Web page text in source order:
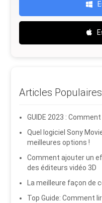
Articles Populaires
GUIDE 2023 :
Quel logiciel Sony
meilleures options !
Comment ajouter un
des éditeurs vidéo 3D
La meilleure façon de
Top Guide: Comment